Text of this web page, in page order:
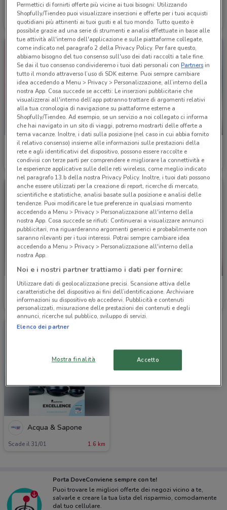
Acqua & Sapone
Scade il 31/08 1.6 km
Acqua & Sapone
Scade mercoledì
Acqua & Sapone
Scade il 16/08 1.6 km
SCADE OGGI
Acqua & Sapone
Scade oggi 1.6 km
Acqua & Sapone
Scade il 02/09 1.6 km
Acqua & Sapone
Scade martedì
Acqua & Sapone
Scade il 31/01 1.6 km
Porta DoveConviene sempre con te!
Puoi trovare le migliori offerte dei negozi vicino a te,
salvarle e creare la tua lista del risparmio, comodamente
dal tuo cellulare.
Permettici di fornirti offerte più vicine ai tuoi bisogni: Utilizzando
Shopfully/Tiendeo puoi visualizzare inserzioni e offerte per i tuoi acquisti
quotidiani più attinenti ai tuoi gusti e al tuo mondo. Tutto questo è
possibile grazie ad una serie di strumenti e analisi effettuate in base alle
tue attività all'interno dell'applicazione e sulle piattaforme collegate,
come indicato nel paragrafo 2 della Privacy Policy. Per fare questo,
abbiamo bisogno del tuo consenso sull'uso dei dati raccolti a tale fine.
Se dai il tuo consenso condivideremo i tuoi dati personali conPartnersin
tutto il mondo attraverso l’uso di SDK esterne. Puoi sempre cambiare
idea accedendo a Menu > Privacy > Personalizzazione, all’interno della
nostra App. Cosa succede se accetti: Le inserzioni pubblicitarie che
visualizzerai all'interno dell’app potranno trattare di argomenti relativi
alla tua cronologia di navigazione su piattaforme esterne a
Shopfully/Tiendeo. Ad esempio, se un servizio a noi collegato ci informa
che hai navigato in un sito di viaggi, potremo mostrarti delle offerte a
tema vacanze. Inoltre, i dati sulla posizione (nel caso in cui abbia fornito
il relativo consenso) insieme alle informazioni sulle prestazioni della
rete e agli identificativi del dispositivo, possono essere raccolte e
condivisi con terze parti per comprendere e migliorare la connettività e
le esperienze applicative sulle delle reti wireless, come meglio indicato
nel paragrafo 13.b della nostra Privacy Policy. Inoltre, i tuoi dati possono
anche essere utilizzati per la creazione di report, ricerche di mercato,
scientifiche e statistiche, analisi basate sulla posizione e analisi delle
tendenze. Puoi modificare le tue preferenze in qualsiasi momento
accedendo a Menu > Privacy > Personalizzazione all'interno della
nostra App. Cosa succede se rifiuti: Continuerai a visualizzare annunci
pubblicitari, ma riguarderanno argomenti generici e probabilmente non
saranno rilevanti per i tuoi interessi. Potrai sempre cambiare idea
accedendo a Menu > Privacy > Personalizzazione all'interno della
nostra App.
Noi e i nostri partner trattiamo i dati per fornire:
Utilizzare dati di geolocalizzazione precisi. Scansione attiva delle
caratteristiche del dispositivo ai fini dell’identificazione. Archiviare
informazioni su dispositivo e/o accedervi. Pubblicità e contenuti
personalizzati, misurazione delle prestazioni dei contenuti e degli
annunci, ricerche sul pubblico, sviluppo di servizi.
Elenco dei partner
Mostra finalità Accetto